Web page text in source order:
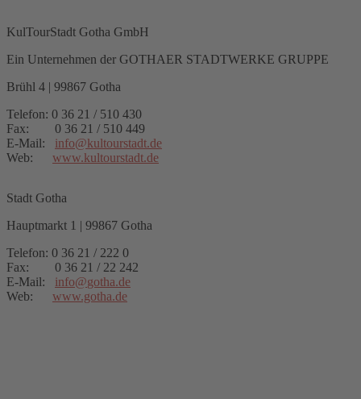
KulTourStadt Gotha GmbH
Ein Unternehmen der GOTHAER STADTWERKE GRUPPE
Brühl 4 | 99867 Gotha
Telefon: 0 36 21 / 510 430
Fax: 0 36 21 / 510 449
E-Mail: info@kultourstadt.de
Web: www.kultourstadt.de
Stadt Gotha
Hauptmarkt 1 | 99867 Gotha
Telefon: 0 36 21 / 222 0
Fax: 0 36 21 / 22 242
E-Mail: info@gotha.de
Web: www.gotha.de